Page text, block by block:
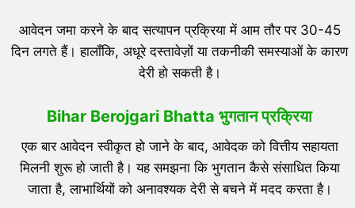
आवेदन जमा करने के बाद सत्यापन प्रक्रिया में आम तौर पर 30-45
दिन लगते हैं। हालाँकि, अधूरे दस्तावेज़ों या तकनीकी समस्याओं के कारण
देरी हो सकती है।
Bihar Berojgari Bhatta भुगतान प्रक्रिया
एक बार आवेदन स्वीकृत हो जाने के बाद, आवेदक को वित्तीय सहायता
मिलनी शुरू हो जाती है। यह समझना कि भुगतान कैसे संसाधित किया
जाता है, लाभार्थियों को अनावश्यक देरी से बचने में मदद करता है।